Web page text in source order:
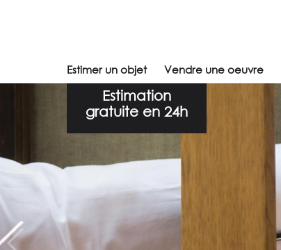
Estimer un objet Vendre une oeuvre
Estimation
gratuite en 24h